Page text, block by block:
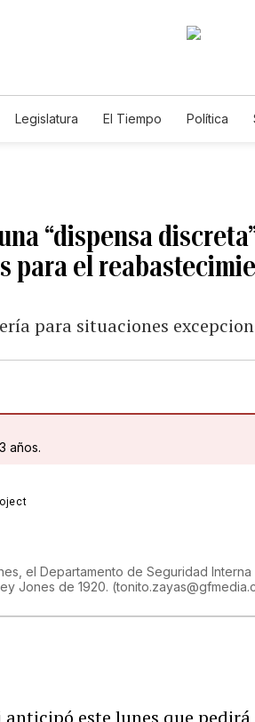
Legislatura El Tiempo Política
“dispensa
para el
para situaciones
años.
el Departamento de Seguridad
Jones de 1920. (
anticipó este lunes que pedirá